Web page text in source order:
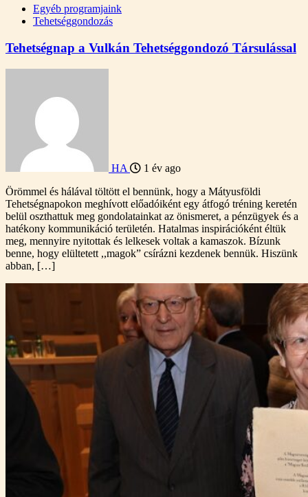
Egyéb programjaink
Tehetséggondozás
Tehetségnap a Vulkán Tehetséggondozó Társulással
HA
1 év ago
Örömmel és hálával töltött el bennünk, hogy a Mátyusföldi
Tehetségnapokon meghívott előadóiként egy átfogó tréning keretén
belül oszthattuk meg gondolatainkat az önismeret, a pénzügyek és a
hatékony kommunikáció területén. Hatalmas inspirációként éltük
meg, mennyire nyitottak és lelkesek voltak a kamaszok. Bízunk
benne, hogy elültetett ,,magok” csírázni kezdenek bennük. Hiszünk
abban, […]